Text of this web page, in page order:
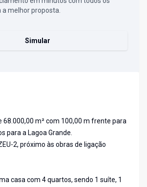
a melhor proposta.
Simular
68.000,00 m² com 100,00 m frente para
para a Lagoa Grande.
2, próximo às obras de ligação
casa com 4 quartos, sendo 1 suíte, 1